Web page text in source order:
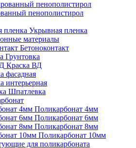
пенополистирол
Укрывная пленка
материалы
Бетоноконтакт
Грунтовка
Краска ВД
фасадная
интерьерная
Шпатлевка
Поликарбонат 4мм
Поликарбонат 6мм
Поликарбонат 8мм
Поликарбонат 10мм